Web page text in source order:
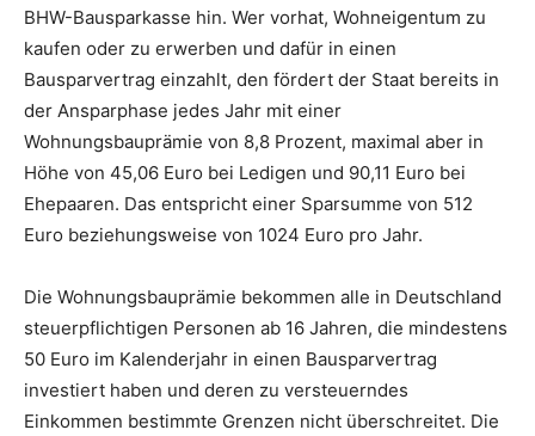
BHW-Bausparkasse hin. Wer vorhat, Wohneigentum zu
kaufen oder zu erwerben und dafür in einen
Bausparvertrag einzahlt, den fördert der Staat bereits in
der Ansparphase jedes Jahr mit einer
Wohnungsbauprämie von 8,8 Prozent, maximal aber in
Höhe von 45,06 Euro bei Ledigen und 90,11 Euro bei
Ehepaaren. Das entspricht einer Sparsumme von 512
Euro beziehungsweise von 1024 Euro pro Jahr.
Die Wohnungsbauprämie bekommen alle in Deutschland
steuerpflichtigen Personen ab 16 Jahren, die mindestens
50 Euro im Kalenderjahr in einen Bausparvertrag
investiert haben und deren zu versteuerndes
Einkommen bestimmte Grenzen nicht überschreitet. Die